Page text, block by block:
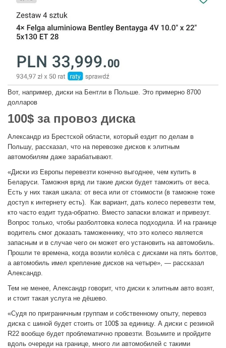
Вот, например, диски на Бентли в Польше. Это примерно 8700
долларов
100$ за провоз диска
Александр из Брестской области, который ездит по делам в
Польшу, рассказал, что на перевозке дисков к элитным
автомобилям даже зарабатывают.
«Диски из Европы перевезти конечно выгоднее, чем купить в
Беларуси. Таможня вряд ли такие диски будет таможить от веса.
Есть у них такая шкала: от веса или от стоимости (в таможне тоже
доступ к интернету есть). Как вариант, дать колесо перевезти тем,
кто часто ездит туда-обратно. Вместо запаски вложат и привезут.
Вопрос только, чтобы разболтовка колеса подходила. И на границе
водитель смог доказать таможеннику, что это колесо является
запасным и в случае чего он может его установить на автомобиль.
Прошли те времена, когда возили колёса с дисками на пять болтов,
а автомобиль имел крепление дисков на четыре», — рассказал
Александр.
Тем не менее, Александр говорит, что диски к элитным авто возят,
и стоит такая услуга не дёшево.
«Судя по приграничным группам и собственному опыту, перевоз
диска с шиной будет стоить от 100$ за единицу. А диски с резиной
R22 вообще будет проблематично провезти. Возьмите и пройдите
вдоль очереди на границе, много ли автомобилей с такими